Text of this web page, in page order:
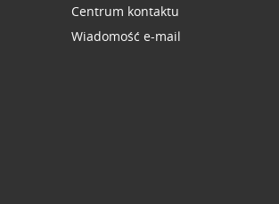
Centrum kontaktu
Wiadomość e-mail